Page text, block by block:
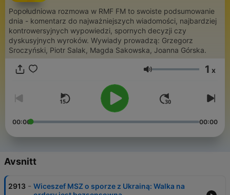
Popołudniowa rozmowa w RMF FM to swoiste podsumowanie
dnia - komentarz do najważniejszych wiadomości, najbardziej
kontrowersyjnych wypowiedzi, spornych decyzji czy
dyskusyjnych wyroków. Wywiady prowadzą: Grzegorz
Sroczyński, Piotr Salak, Magda Sakowska, Joanna Górska.
Volym 1 x
00:00 00:00
Avsnitt
2913 - Wiceszef MSZ o sporze z Ukrainą: Walka na